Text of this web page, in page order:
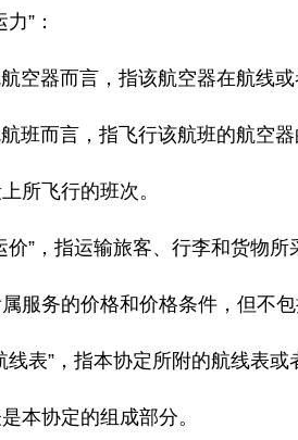
”：
器而言，指该航空器在航线或
而言，指飞行该航班的航空器
飞行的班次。
”，指运输旅客、行李和货物所
务的价格和价格条件，但不包
”，指本协定所附的航线表或
协定的组成部分。